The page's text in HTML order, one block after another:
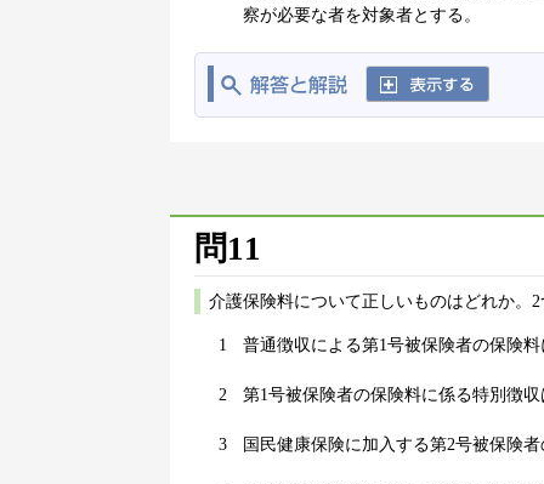
察が必要な者を対象者とする。
問11
介護保険料について正しいものはどれか。
1 普通徴収による第1号被保険者の保険
2 第1号被保険者の保険料に係る特別徴
3 国民健康保険に加入する第2号被保険